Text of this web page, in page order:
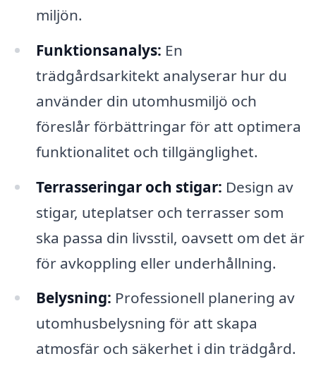
miljön.
Funktionsanalys: En
trädgårdsarkitekt analyserar hur du
använder din utomhusmiljö och
föreslår förbättringar för att optimera
funktionalitet och tillgänglighet.
Terrasseringar och stigar: Design av
stigar, uteplatser och terrasser som
ska passa din livsstil, oavsett om det är
för avkoppling eller underhållning.
Belysning: Professionell planering av
utomhusbelysning för att skapa
atmosfär och säkerhet i din trädgård.